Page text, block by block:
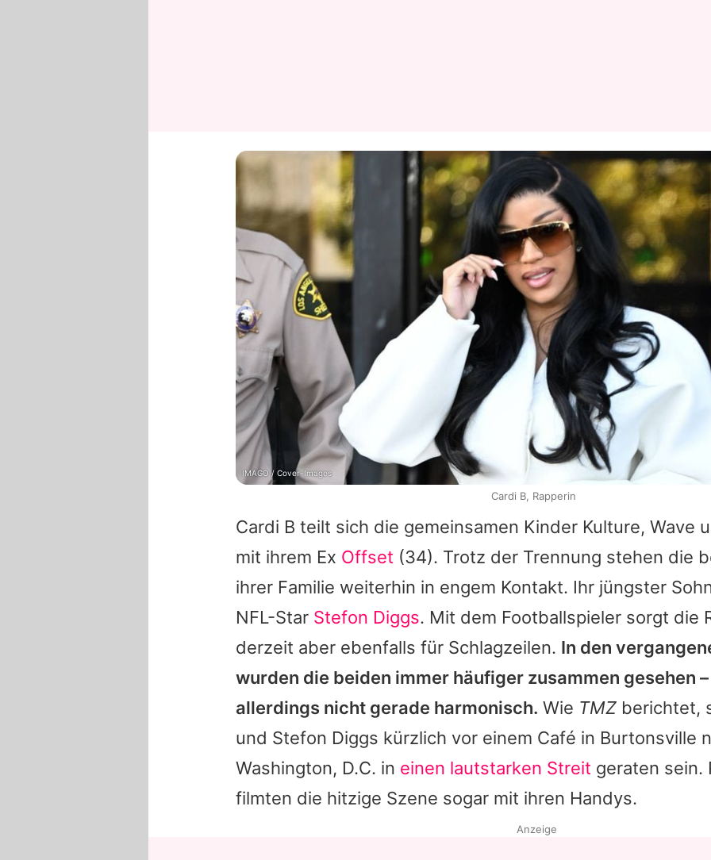
Cardi B teilt sich die gemeinsamen Kinder Kulture, Wave
mit ihrem Ex Offset (34). Trotz der Trennung stehen die
ihrer Familie weiterhin in engem Kontakt. Ihr jüngster
NFL-Star Stefon Diggs. Mit dem Footballspieler sorgt die
derzeit aber ebenfalls für Schlagzeilen. In den
wurden die beiden immer häufiger zusammen gesehen
allerdings nicht gerade harmonisch. Wie TMZ berichtet,
und Stefon Diggs kürzlich vor einem Café in Burtonsville
Washington, D.C. in einen lautstarken Streit geraten sein.
filmten die hitzige Szene sogar mit ihren Handys.
IMAGO / Cover-Images
Cardi B, Rapperin
Anzeige